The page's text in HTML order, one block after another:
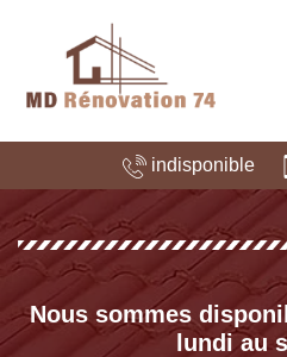
indisponible
Nous sommes
lundi au